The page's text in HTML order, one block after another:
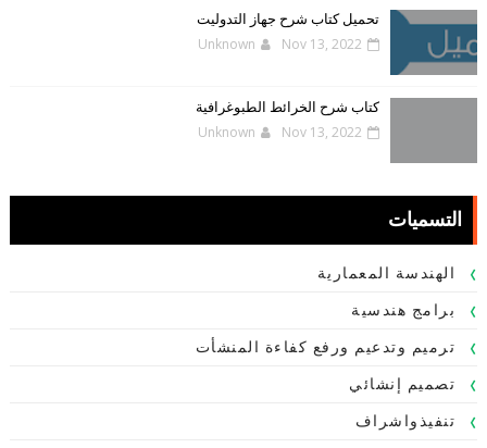
تحميل كتاب شرح جهاز التدوليت
Unknown Nov 13, 2022
كتاب شرح الخرائط الطبوغرافية
Unknown Nov 13, 2022
التسميات
الهندسة المعمارية
برامج هندسية
ترميم وتدعيم ورفع كفاءة المنشأت
تصميم إنشائي
تنفيذواشراف